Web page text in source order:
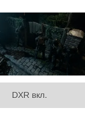
DXR вкл.